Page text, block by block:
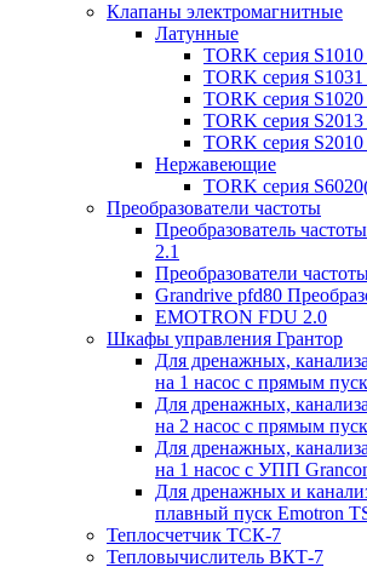
Клапаны электромагнитные
Латунные
TORK серия
TORK серия
TORK серия
TORK серия
TORK серия
Нержавеющие
TORK серия
Преобразователи частоты
Преобразователь
2.1
Преобразователи
Grandrive pfd80
EMOTRON FDU 2.0
Шкафы управления Грантор
Для дренажных,
на 1 насос с прямым
Для дренажных,
на 2 насос с прямым
Для дренажных,
на 1 насос с УПП
Для дренажных и
плавный пуск Emotron
Теплосчетчик ТСК-7
Тепловычислитель ВКТ-7